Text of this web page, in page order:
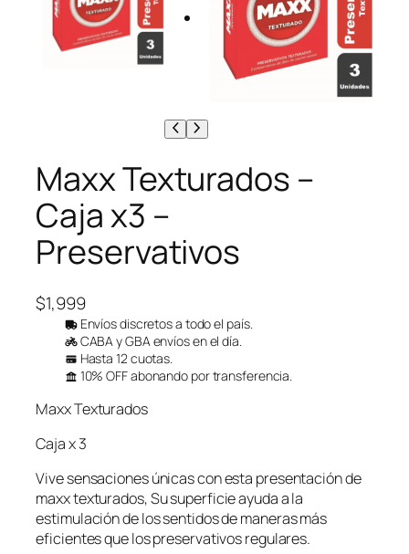
Maxx Texturados –
Caja x3 –
Preservativos
$1,999
Envíos discretos a todo el país.
CABA y GBA envíos en el día.
Hasta 12 cuotas.
10% OFF abonando por transferencia.
Maxx Texturados
Caja x 3
Vive sensaciones únicas con esta presentación de
maxx texturados, Su superficie ayuda a la
estimulación de los sentidos de maneras más
eficientes que los preservativos regulares.